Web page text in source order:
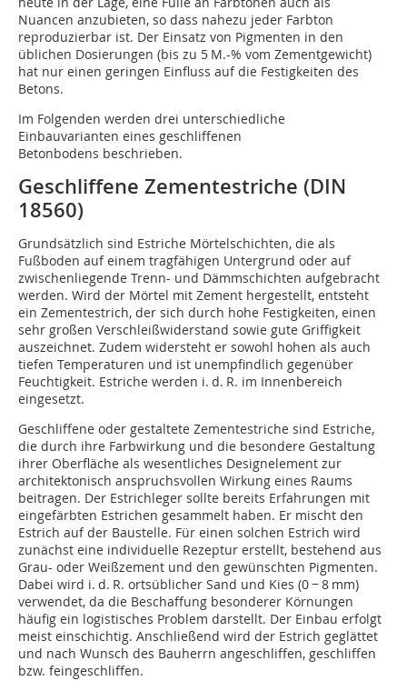
Nuancen anzubieten, so dass nahezu jeder Farbton
reproduzierbar ist. Der Einsatz von Pigmenten in den
üblichen Dosierungen (bis zu 5 M.-% vom Zementgewicht)
hat nur einen geringen Einfluss auf die Festigkeiten des
Betons.
Im Folgenden werden drei unterschiedliche
Einbauvarianten eines geschliffenen
Betonbodens beschrieben.
Geschliffene Zementestriche (DIN
18560)
Grundsätzlich sind Estriche Mörtelschichten, die als
Fußboden auf einem tragfähigen Untergrund oder auf
zwischenliegende Trenn- und Dämmschichten aufgebracht
werden. Wird der Mörtel mit Zement hergestellt, entsteht
ein Zementestrich, der sich durch hohe Festigkeiten, einen
sehr großen Verschleißwiderstand sowie gute Griffigkeit
auszeichnet. Zudem widersteht er sowohl hohen als auch
tiefen Temperaturen und ist unempfindlich gegenüber
Feuchtigkeit. Estriche werden i. d. R. im Innenbereich
eingesetzt.
Geschliffene oder gestaltete Zementestriche sind Estriche,
die durch ihre Farbwirkung und die besondere Gestaltung
ihrer Oberfläche als wesentliches Designelement zur
architektonisch anspruchsvollen Wirkung eines Raums
beitragen. Der Estrichleger sollte bereits Erfahrungen mit
eingefärbten Estrichen gesammelt haben. Er mischt den
Estrich auf der Baustelle. Für einen solchen Estrich wird
zunächst eine individuelle Rezeptur erstellt, bestehend aus
Grau- oder Weißzement und den gewünschten Pigmenten.
Dabei wird i. d. R. ortsüblicher Sand und Kies (0 − 8 mm)
verwendet, da die Beschaffung besonderer Körnungen
häufig ein logistisches Problem darstellt. Der Einbau erfolgt
meist einschichtig. Anschließend wird der Estrich geglättet
und nach Wunsch des Bauherrn angeschliffen, geschliffen
bzw. feingeschliffen.